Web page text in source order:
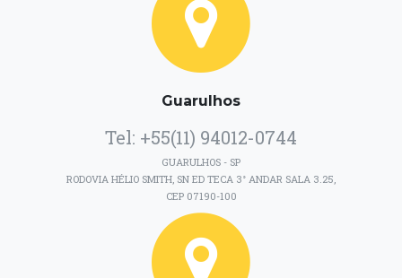
Guarulhos
Tel: +55(11) 94012-0744
GUARULHOS - SP
RODOVIA HÉLIO SMITH, SN ED TECA 3° ANDAR SALA 3.25,
CEP 07190-100